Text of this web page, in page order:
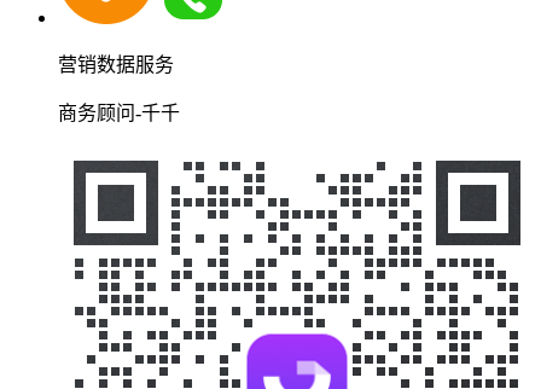
营销数据服务
商务顾问-千千